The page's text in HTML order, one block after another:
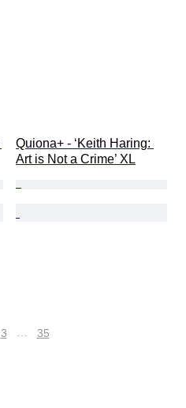
Quiona+ - ‘Keith Haring:
Art is Not a Crime’ XL
3 … 35